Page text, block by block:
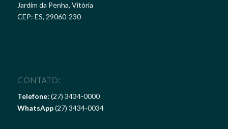
Jardim da Penha, Vitória
CEP: ES, 29060-230
CONTATO:
Telefone: (27) 3434-0000
WhatsApp(27) 3434-0034